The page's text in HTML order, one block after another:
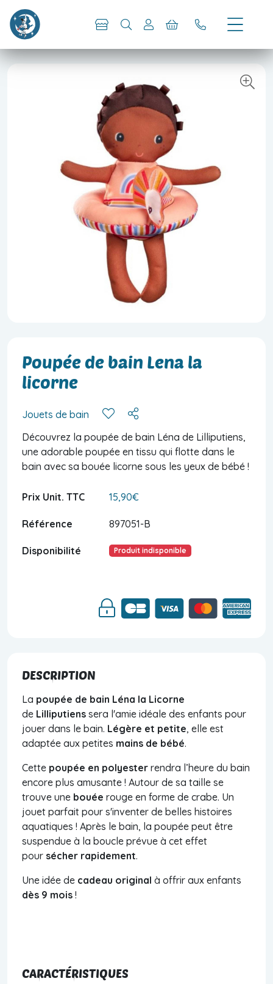
Poupée de bain Lena la
licorne
Jouets de bain
Découvrez la poupée de bain Léna de Lilliputiens,
une adorable poupée en tissu qui flotte dans le
bain avec sa bouée licorne sous les yeux de bébé !
Prix Unit. TTC 15,90€
Référence 897051-B
Disponibilité Produit indisponible
DESCRIPTION
La poupée de bain Léna la Licorne
de Lilliputiens sera l'amie idéale des enfants pour
jouer dans le bain. Légère et petite, elle est
adaptée aux petites mains de bébé.
Cette poupée en polyester rendra l’heure du bain
encore plus amusante ! Autour de sa taille se
trouve une bouée rouge en forme de crabe. Un
jouet parfait pour s'inventer de belles histoires
aquatiques ! Après le bain, la poupée peut être
suspendue à la boucle prévue à cet effet
pour sécher rapidement.
Une idée de cadeau original à offrir aux enfants
dès 9 mois !
CARACTÉRISTIQUES